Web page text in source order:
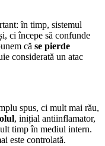
în timp, sistemul
ci începe să confunde
că se pierde
considerată un atac
spus, ci mult mai rău,
, inițial antiinflamator,
timp în mediul intern.
este controlată.